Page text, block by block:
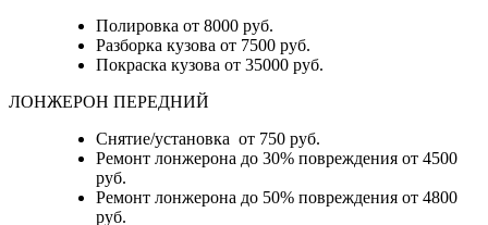
Полировка от 8000 руб.
Разборка кузова от 7500 руб.
Покраска кузова от 35000 руб.
ЛОНЖЕРОН ПЕРЕДНИЙ
Снятие/установка от 750 руб.
Ремонт лонжерона до 30% повреждения от 4500
руб.
Ремонт лонжерона до 50% повреждения от 4800
руб.